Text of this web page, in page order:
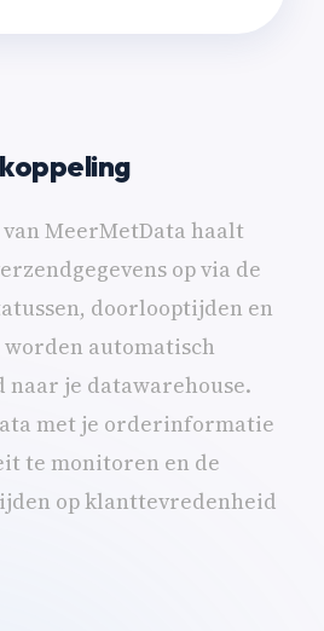
van MeerMetData haalt
op via de
doorlooptijden en
automatisch
naar je datawarehouse.
met je orderinformatie
te monitoren en de
op klanttevredenheid